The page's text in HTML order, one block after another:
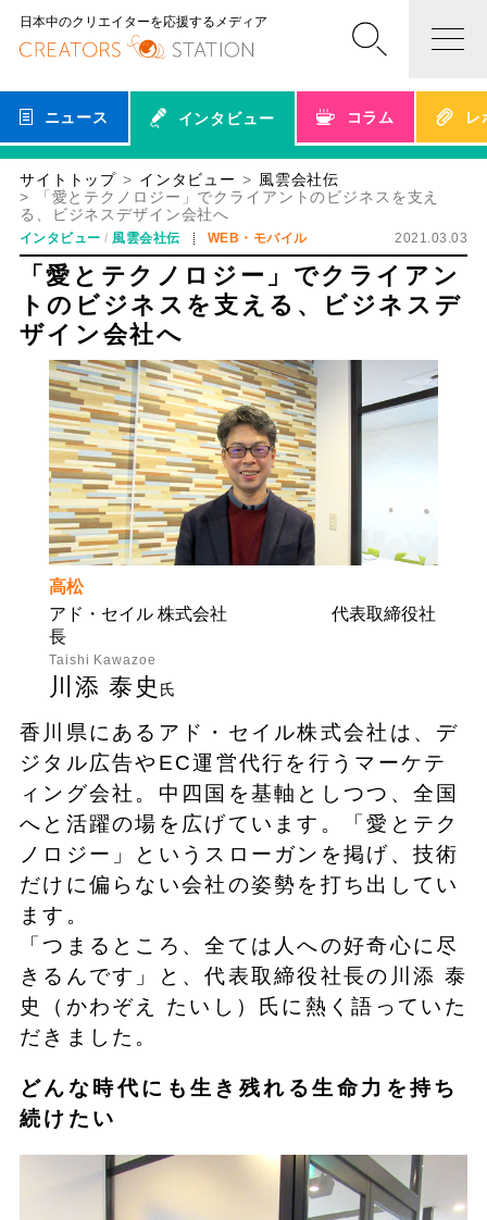
日本中のクリエイターを応援するメディア
ニュース インタビュー コラム レ
サイトトップ インタビュー
風雲会社伝
「愛とテクノロジー」でクライアントのビジネスを支え
る、ビジネスデザイン会社へ
インタビュー 風雲会社伝 WEB・モバイル 2021.03.03
「愛とテクノロジー」でクライアン
トのビジネスを支える、ビジネスデ
ザイン会社へ
高松
アド・セイル 株式会社 代表取締役社
長
Taishi Kawazoe
川添 泰史 氏
香川県にあるアド・セイル株式会社は、デ
ジタル広告やEC運営代行を行うマーケテ
ィング会社。中四国を基軸としつつ、全国
へと活躍の場を広げています。「愛とテク
ノロジー」というスローガンを掲げ、技術
だけに偏らない会社の姿勢を打ち出してい
ます。
「つまるところ、全ては人への好奇心に尽
きるんです」と、代表取締役社長の川添 泰
史（かわぞえ たいし）氏に熱く語っていた
だきました。
どんな時代にも生き残れる生命力を持ち
続けたい